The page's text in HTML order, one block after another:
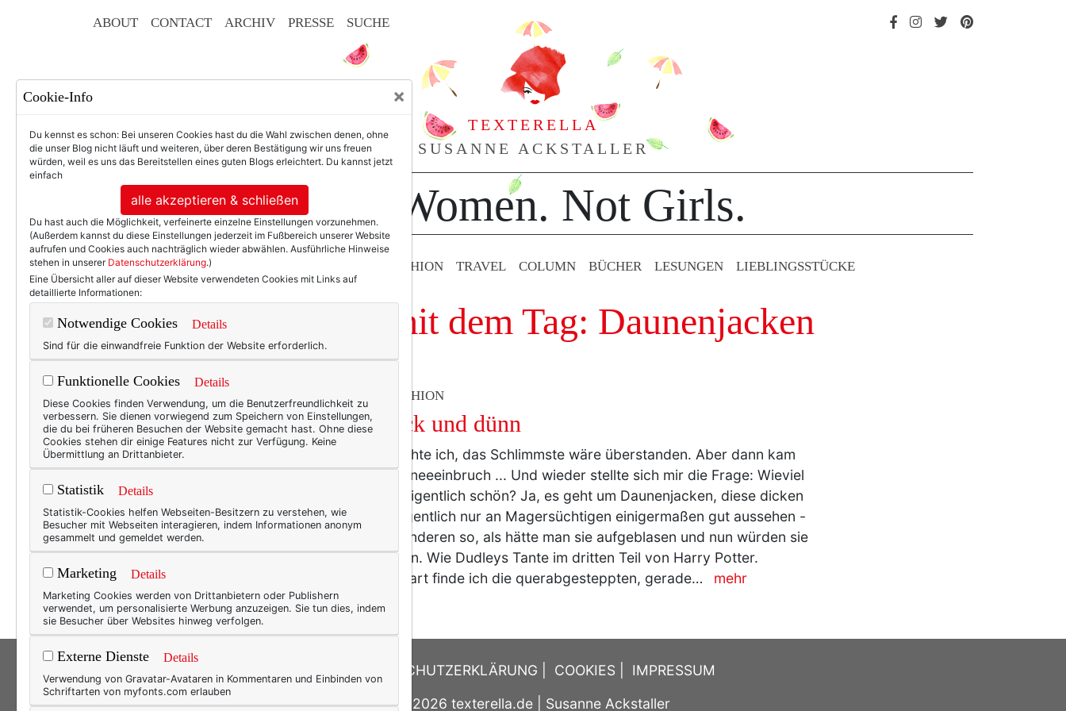
ABOUT CONTACT ARCHIV PRESSE SUCHE
TEXTERELLA
SUSANNE ACKSTALLER
For Women. Not Girls.
BEAUTY & FASHION TRAVEL COLUMN BÜCHER LESUNGEN LIEBLINGS­STÜCKE
Einträge mit dem Tag: Daunenjacken
BEAUTY & FASHION
Durch dick und dünn
Eigentlich dachte ich, das Schlimmste wäre überstanden. Aber dann kam
heute der Schneeeinbruch ... Und wieder stellte sich mir die Frage: Wieviel
praktisch ist eigentlich schön? Ja, es geht um Daunenjacken, diese dicken
Dinger, die eigentlich nur an Magersüchtigen einigermaßen gut aussehen -
und an allen anderen so, als hätte man sie aufgeblasen und nun würden sie
gleich abheben. Wie Dudleys Tante im dritten Teil von Harry Potter.
Besonders apart finde ich die querabgesteppten, gerade…
mehr
DATENSCHUTZERKLÄRUNG COOKIES
IMPRESSUM
© 2026 texterella.de | Susanne Ackstaller
Cookie-Info ×
Du kennst es schon: Bei unseren Cookies hast du die Wahl zwischen denen, ohne
die unser Blog nicht läuft und weiteren, über deren Bestätigung wir uns freuen
würden, weil es uns das Bereitstellen eines guten Blogs erleichtert. Du kannst jetzt
einfach
alle akzeptieren & schließen
Du hast auch die Möglichkeit, verfeinerte einzelne Einstellungen vorzunehmen.
(Außerdem kannst du diese Einstellungen jederzeit im Fußbereich unserer Website
aufrufen und Cookies auch nachträglich wieder abwählen. Ausführliche Hinweise
stehen in unserer Datenschutzerklärung.)
Eine Übersicht aller auf dieser Website verwendeten Cookies mit Links auf
detaillierte Informationen:
Notwendige Cookies Details
Sind für die einwandfreie Funktion der Website erforderlich.
Funktionelle Cookies Details
Diese Cookies finden Verwendung, um die Benutzerfreundlichkeit zu
verbessern. Sie dienen vorwiegend zum Speichern von Einstellungen,
die du bei früheren Besuchen der Website gemacht hast. Ohne diese
Cookies stehen dir einige Features nicht zur Verfügung. Keine
Übermittlung an Drittanbieter.
Statistik Details
Statistik-Cookies helfen Webseiten-Besitzern zu verstehen, wie
Besucher mit Webseiten interagieren, indem Informationen anonym
gesammelt und gemeldet werden.
Marketing Details
Marketing Cookies werden von Drittanbietern oder Publishern
verwendet, um personalisierte Werbung anzuzeigen. Sie tun dies, indem
sie Besucher über Websites hinweg verfolgen.
Externe Dienste Details
Verwendung von Gravatar-Avataren in Kommentaren und Einbinden von
Schriftarten von myfonts.com erlauben